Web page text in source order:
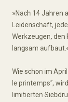
»Nach 14 Jahren
Leidenschaft,
Werkzeugen, den
langsam
Wie schon im
le printemps“,
limitierten